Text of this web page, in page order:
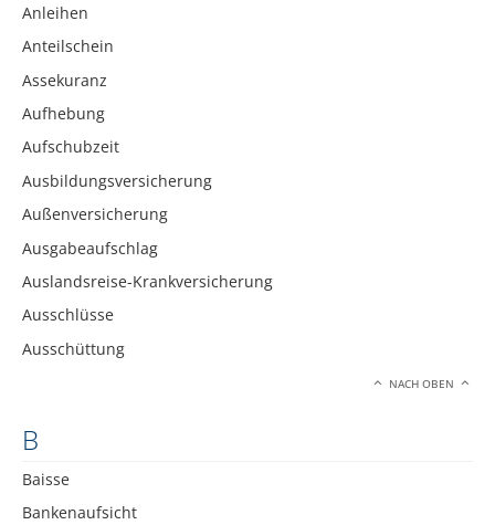
Anleihen
Anteilschein
Assekuranz
Aufhebung
Aufschubzeit
Ausbildungsversicherung
Außenversicherung
Ausgabeaufschlag
Auslandsreise-Krankversicherung
Ausschlüsse
Ausschüttung
NACH OBEN
B
Baisse
Bankenaufsicht